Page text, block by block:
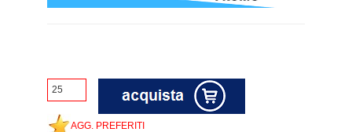
AGG. PREFERITI